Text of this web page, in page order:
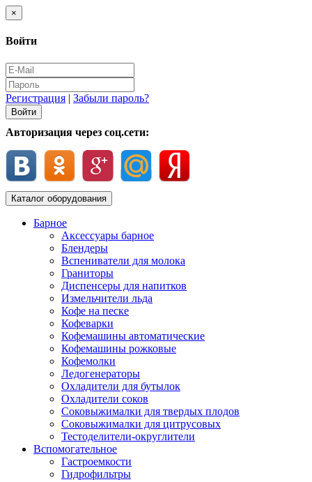
×
Войти
Регистрация | Забыли пароль?
Авторизация через соц.сети:
Каталог оборудования
Барное
Аксессуары барное
Блендеры
Вспениватели для молока
Граниторы
Диспенсеры для напитков
Измельчители льда
Кофе на песке
Кофеварки
Кофемашины автоматические
Кофемашины рожковые
Кофемолки
Ледогенераторы
Охладители для бутылок
Охладители соков
Соковыжималки для твердых плодов
Соковыжималки для цитрусовых
Тестоделители-округлители
Вспомогательное
Гастроемкости
Гидрофильтры